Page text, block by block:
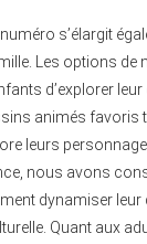
s’élargit
Les options
d’explorer
animés favoris
leurs
nous avons
dynamiser
Quant aux